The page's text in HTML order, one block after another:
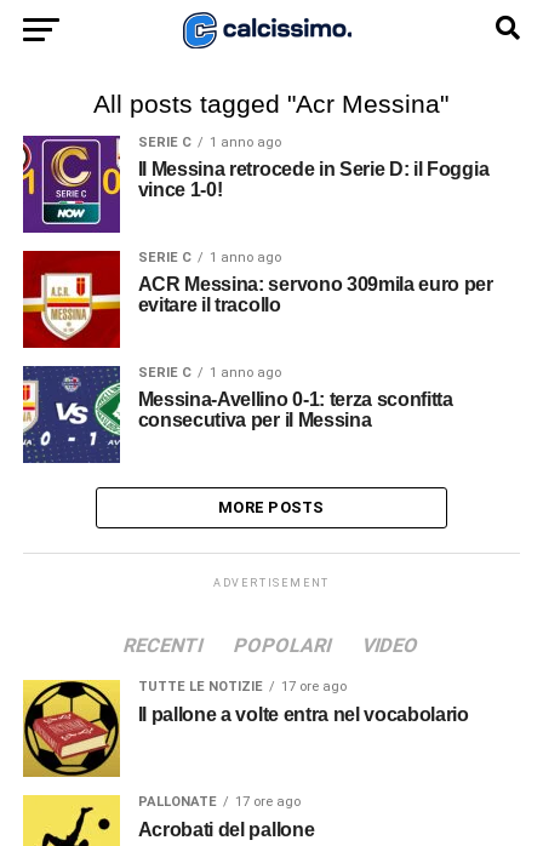
All posts tagged "Acr Messina"
SERIE C 1 anno ago
Il Messina retrocede in Serie D: il Foggia
vince 1-0!
SERIE C 1 anno ago
ACR Messina: servono 309mila euro per
evitare il tracollo
SERIE C 1 anno ago
Messina-Avellino 0-1: terza sconfitta
consecutiva per il Messina
MORE POSTS
ADVERTISEMENT
RECENTI POPOLARI VIDEO
TUTTE LE NOTIZIE 17 ore ago
Il pallone a volte entra nel vocabolario
PALLONATE 17 ore ago
Acrobati del pallone